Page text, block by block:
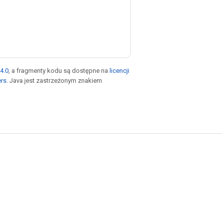
, a fragmenty kodu są dostępne na licencji
. Java jest zastrzeżonym znakiem